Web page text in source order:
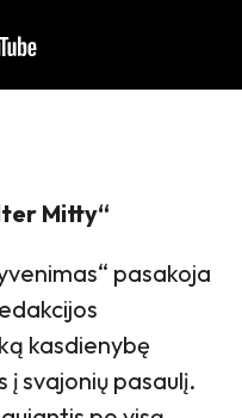
Mitty“
pasakoja
kasdienybę
į svajonių pasaulį.